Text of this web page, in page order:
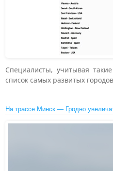
Специалисты, учитывая
список самых развитых
На трассе Минск — Гродно